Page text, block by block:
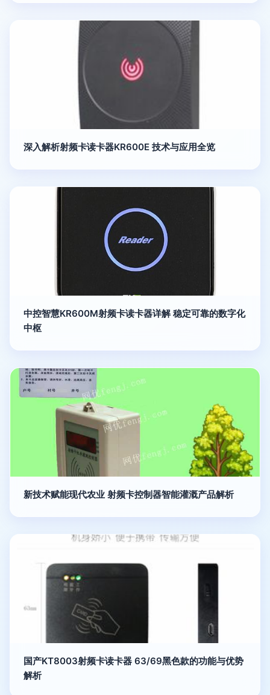
深入解析射频卡读卡器KR600E 技术与应用全览
中控智慧KR600M射频卡读卡器详解 稳定可靠的数字化
中枢
新技术赋能现代农业 射频卡控制器智能灌溉产品解析
国产KT8003射频卡读卡器 63/69黑色款的功能与优势
解析